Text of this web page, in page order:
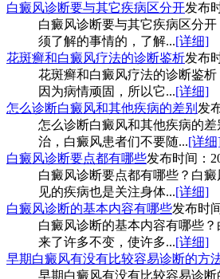
白癜风诊断要与其它疾病区分开发布
白癜风诊断要与其它疾病区分
须了解的事情的，了解...[详细]
花斑癣和白癜风疗法的诊断鉴析发布
花斑癣和白癜风疗法的诊断鉴
因为病情顽固，所以它...[详细]
怎么诊断白癜风和其他疾病的差别 发
怎么诊断白癜风和其他疾病的
治，白癜风患者们不要随...[详
白癜风诊断要点都有哪些发布时间：
白癜风诊断要点都有哪些？白
见的疾病也是关注身体...[详细]
白癜风诊断的基本内容有哪些发布时
白癜风诊断的基本内容有哪些
来了许多不变，使许多...[详细]
早期白癜风有没有比较容易诊断的方
早期白癜风有没有比较容易诊